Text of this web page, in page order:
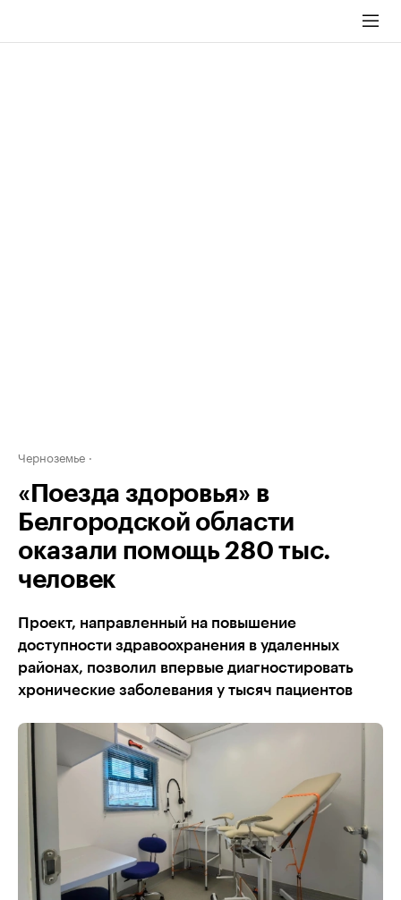
Черноземье
«Поезда здоровья» в
Белгородской области
оказали помощь 280 тыс.
человек
Проект, направленный на повышение
доступности здравоохранения в удаленных
районах, позволил впервые диагностировать
хронические заболевания у тысяч пациентов